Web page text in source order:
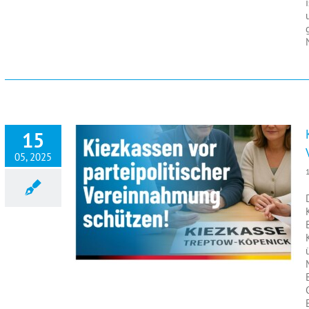
15
05, 2025